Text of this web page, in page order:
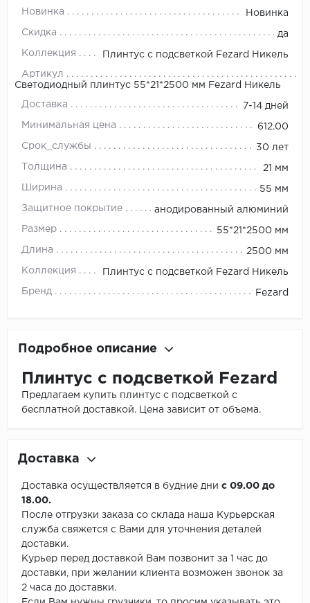
Новинка Новинка
Скидка да
Коллекция Плинтус с подсветкой Fezard Никель
Артикул
Светодиодный плинтус 55*21*2500 мм Fezard Никель
Доставка 7-14 дней
Минимальная цена 612.00
Срок_службы 30 лет
Толщина 21 мм
Ширина 55 мм
Защитное покрытие анодированный алюминий
Размер 55*21*2500 мм
Длина 2500 мм
Коллекция Плинтус с подсветкой Fezard Никель
Бренд Fezard
Подробное описание
Плинтус с подсветкой Fezard
Предлагаем купить плинтус с подсветкой с
бесплатной доставкой. Цена зависит от объема.
Доставка
Доставка осуществляется в будние дни с 09.00 до
18.00.
После отгрузки заказа со склада наша Курьерская
служба свяжется с Вами для уточнения деталей
доставки.
Курьер перед доставкой Вам позвонит за 1 час до
доставки, при желании клиента возможен звонок за
2 часа до доставки.